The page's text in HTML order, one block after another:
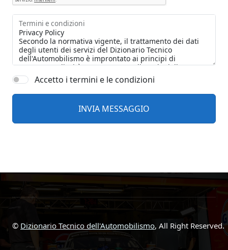
Termini e condizioni
Accetto i termini e le condizioni
© Dizionario Tecnico dell'Automobilismo, All Right Reserved.